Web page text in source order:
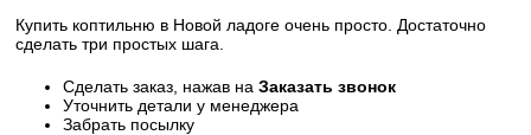
Купить коптильню в Новой ладоге очень просто. Достаточно
сделать три простых шага.
Сделать заказ, нажав наЗаказать звонок
Уточнить детали у менеджера
Забрать посылку